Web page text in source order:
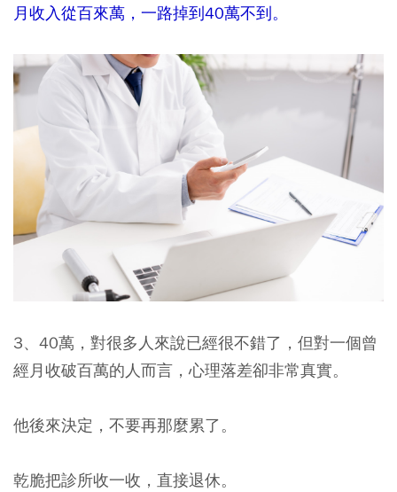
月收入從百來萬， 一路掉到40萬不到。
3、40萬，對很多人來說已經很不錯了，但對一個曾
經月收破百萬的人而言，心理落差卻非常真實。
他後來決定，不要再那麼累了。
乾脆把診所收一收，直接退休。